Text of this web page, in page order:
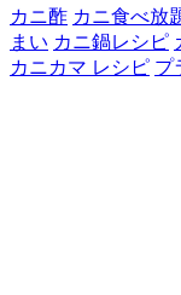
カニ酢 カニ食べ放
まい カニ鍋レシピ
カニカマ レシピ プ